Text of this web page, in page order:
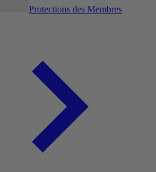
Protections des Membres